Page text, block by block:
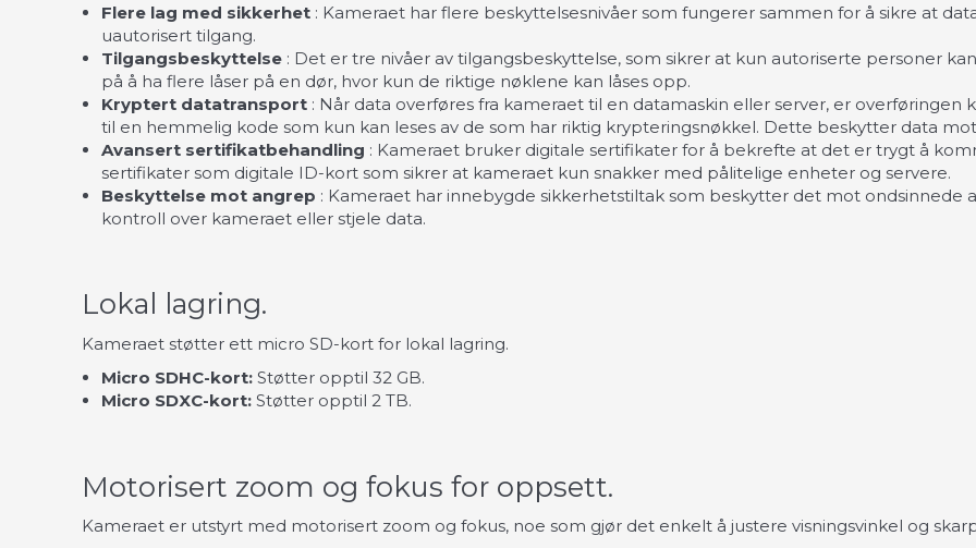
Flere lag med sikkerhet : Kameraet har flere beskyttelsesnivåer som fungerer sammen for å sikre at
uautorisert tilgang.
Tilgangsbeskyttelse : Det er tre nivåer av tilgangsbeskyttelse, som sikrer at kun autoriserte personer
på å ha flere låser på en dør, hvor kun de riktige nøklene kan låses opp.
Kryptert datatransport : Når data overføres fra kameraet til en datamaskin eller server, er
til en hemmelig kode som kun kan leses av de som har riktig krypteringsnøkkel. Dette beskytter data
Avansert sertifikatbehandling : Kameraet bruker digitale sertifikater for å bekrefte at det er trygt å
sertifikater som digitale ID-kort som sikrer at kameraet kun snakker med pålitelige enheter og servere.
Beskyttelse mot angrep : Kameraet har innebygde sikkerhetstiltak som beskytter det mot ondsinnede
kontroll over kameraet eller stjele data.
Lokal lagring.
Kameraet støtter ett micro SD-kort for lokal lagring.
Micro SDHC-kort: Støtter opptil 32 GB.
Micro SDXC-kort: Støtter opptil 2 TB.
Motorisert zoom og fokus for oppsett.
Kameraet er utstyrt med motorisert zoom og fokus, noe som gjør det enkelt å justere visningsvinkel og